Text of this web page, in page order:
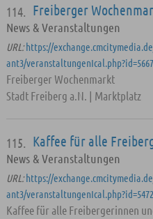
114. Freiberger
News & Veranstaltungen
URL: https://
ant3/
Freiberger Wochenmarkt
Stadt Freiberg a.N. | Marktplatz
115. Kaffee für alle
News & Veranstaltungen
URL: https://
ant3/
Kaffee für alle Freibergerinnen